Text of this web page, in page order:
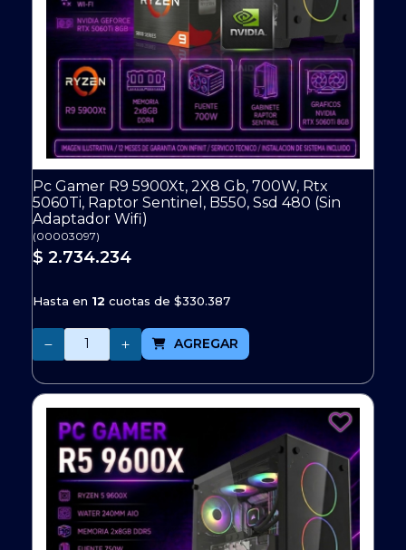
Pc Gamer R9 5900Xt, 2X8 Gb, 700W, Rtx
5060Ti, Raptor Sentinel, B550, Ssd 480 (Sin
Adaptador Wifi)
(00003097)
$ 2.734.234
Hasta en 12 cuotas de $330.387
AGREGAR